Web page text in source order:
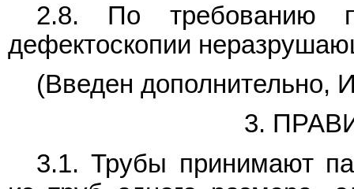
2.8. По требованию
дефектоскопии
(Введен дополнительно,
3.
3.1. Трубы принимают